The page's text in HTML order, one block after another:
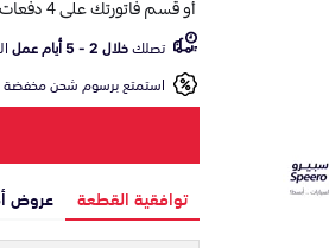
تصلكخلال 2 - 5 أيام عمل
استمتع برسوم شحن مخفضة
توافقية القطعة عروض